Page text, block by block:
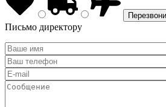
Письмо директору